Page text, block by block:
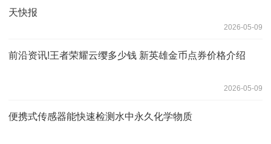
天快报
2026-05-09
前沿资讯!王者荣耀云缨多少钱 新英雄金币点券价格介绍
2026-05-09
便携式传感器能快速检测水中永久化学物质